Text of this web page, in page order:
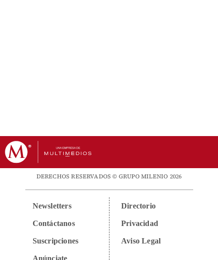
DERECHOS RESERVADOS © GRUPO MILENIO 2026
Newsletters
Contáctanos
Suscripciones
Anúnciate
Directorio
Privacidad
Aviso Legal